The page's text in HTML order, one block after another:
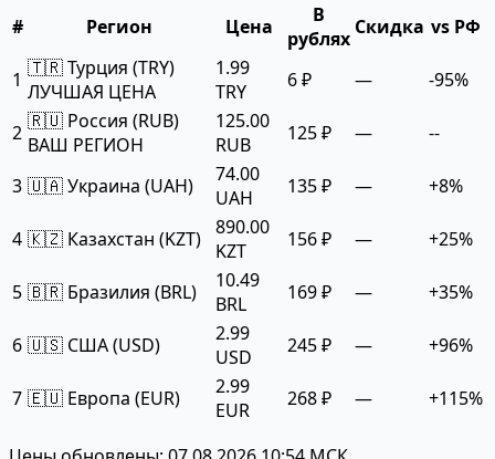
#
Регион Цена
В
рублях Скидка vs РФ
1 🇹🇷 Турция (TRY)
ЛУЧШАЯ ЦЕНА
1.99
TRY
6 ₽ — -95%
2 🇷🇺 Россия (RUB)
ВАШ РЕГИОН
125.00
RUB
125 ₽ — --
3 🇺🇦 Украина (UAH)
74.00
UAH
135 ₽ — +8%
4 🇰🇿 Казахстан (KZT) 890.00
KZT
156 ₽ — +25%
5 🇧🇷 Бразилия (BRL)
10.49
BRL
169 ₽ — +35%
6 🇺🇸 США (USD)
2.99
USD
245 ₽ — +96%
7 🇪🇺 Европа (EUR)
2.99
EUR
268 ₽ — +115%